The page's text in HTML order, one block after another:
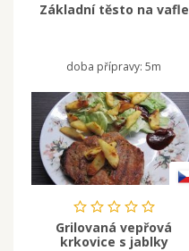
Základní těsto na vafle
doba přípravy: 5m
Grilovaná vepřová
krkovice s jablky